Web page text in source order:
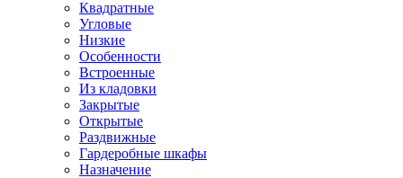
Квадратные
Угловые
Низкие
Особенности
Встроенные
Из кладовки
Закрытые
Открытые
Раздвижные
Гардеробные шкафы
Назначение